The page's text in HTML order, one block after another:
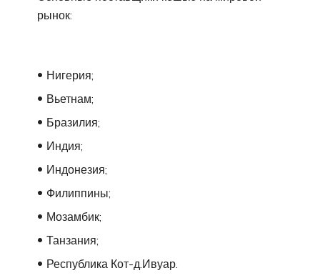
рынок:
Нигерия;
Вьетнам;
Бразилия;
Индия;
Индонезия;
Филиппины;
Мозамбик;
Танзания;
Республика Кот-д.Ивуар.